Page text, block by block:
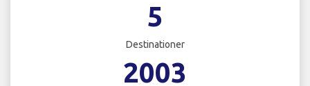
5
Destinationer
2003